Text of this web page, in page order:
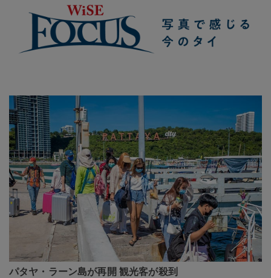
パタヤ・ラーン島が再開 観光客が殺到